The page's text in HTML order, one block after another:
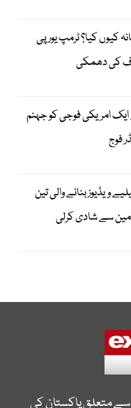
جرمانہ کیوں کیا؟ ٹرمپ یورپی
کی دھمکی
ایک امریکی فوجی کو جہنم
فوج
ویڈیوز بنانے والی تین
مین سے شادی کرلی
سے متعلق پاکستان کی